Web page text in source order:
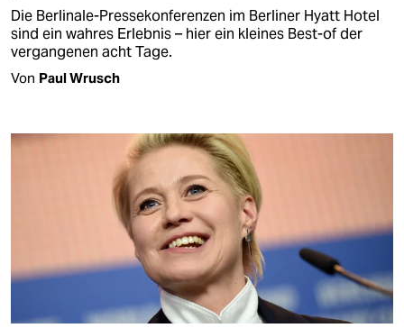
Die Berlinale-Pressekonferenzen im Berliner Hyatt Hotel
sind ein wahres Erlebnis – hier ein kleines Best-of der
vergangenen acht Tage.
Von Paul Wrusch